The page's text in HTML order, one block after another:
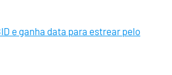
e ganha data para estrear pelo